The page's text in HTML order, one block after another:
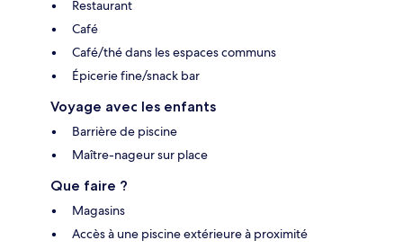
Restaurant
Café
Café/thé dans les espaces communs
Épicerie fine/snack bar
Voyage avec les enfants
Barrière de piscine
Maître-nageur sur place
Que faire ?
Magasins
Accès à une piscine extérieure à proximité